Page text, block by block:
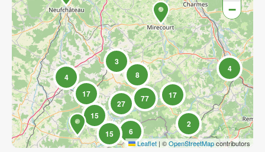
6
15
8
15
17 17
4
27 77
3
2
4
−
Leaflet | ©OpenStreetMapcontributors